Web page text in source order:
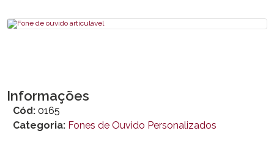
Informações
Cód: 0165
Categoria: Fones de Ouvido Personalizados